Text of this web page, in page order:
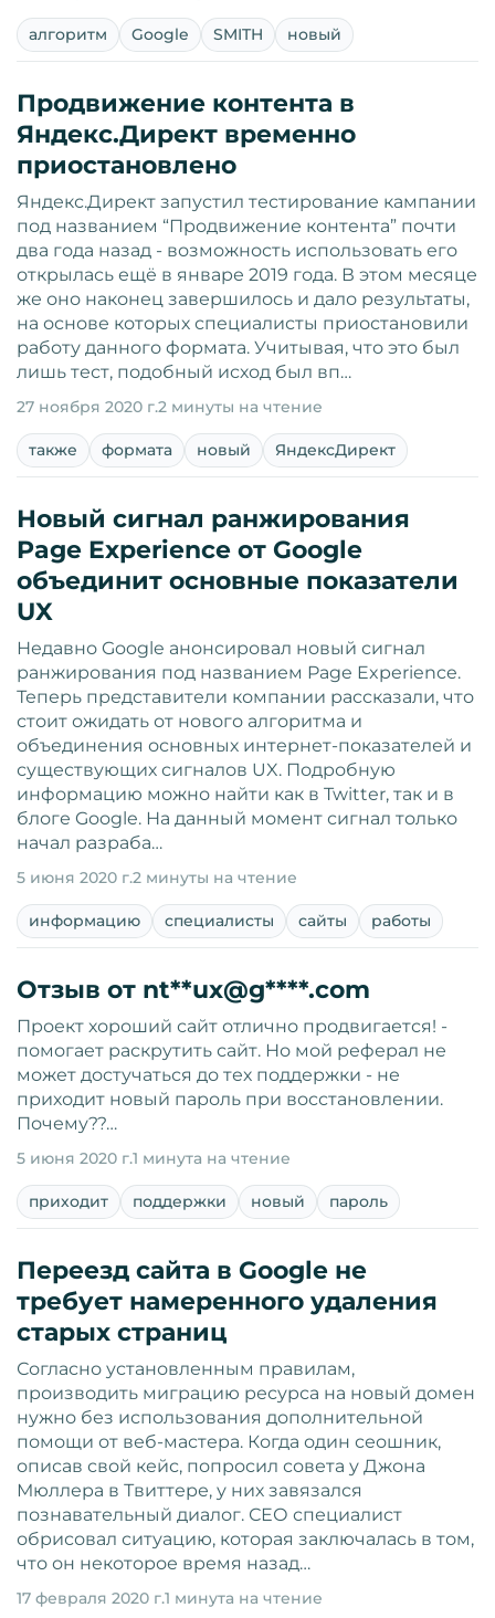
алгоритм Google SMITH новый
Продвижение контента в
Яндекс.Директ временно
приостановлено
Яндекс.Директ запустил тестирование кампании
под названием “Продвижение контента” почти
два года назад - возможность использовать его
открылась ещё в январе 2019 года. В этом месяце
же оно наконец завершилось и дало результаты,
на основе которых специалисты приостановили
работу данного формата. Учитывая, что это был
лишь тест, подобный исход был вп…
27 ноября 2020 г.2 минуты на чтение
также формата новый ЯндексДирект
Новый сигнал ранжирования
Page Experience от Google
объединит основные показатели
UX
Недавно Google анонсировал новый сигнал
ранжирования под названием Page Experience.
Теперь представители компании рассказали, что
стоит ожидать от нового алгоритма и
объединения основных интернет-показателей и
существующих сигналов UX. Подробную
информацию можно найти как в Twitter, так и в
блоге Google. На данный момент сигнал только
начал разраба…
5 июня 2020 г.2 минуты на чтение
информацию специалисты сайты работы
Отзыв от nt**ux@g****.com
Проект хороший сайт отлично продвигается! -
помогает раскрутить сайт. Но мой реферал не
может достучаться до тех поддержки - не
приходит новый пароль при восстановлении.
Почему??…
5 июня 2020 г.1 минута на чтение
приходит поддержки новый пароль
Переезд сайта в Google не
требует намеренного удаления
старых страниц
Согласно установленным правилам,
производить миграцию ресурса на новый домен
нужно без использования дополнительной
помощи от веб-мастера. Когда один сеошник,
описав свой кейс, попросил совета у Джона
Мюллера в Твиттере, у них завязался
познавательный диалог. СЕО специалист
обрисовал ситуацию, которая заключалась в том,
что он некоторое время назад…
17 февраля 2020 г.1 минута на чтение